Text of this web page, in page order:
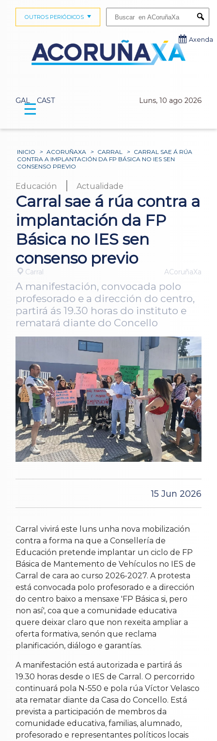
GAL CAST Luns, 10 ago 2026
OUTROS PERIÓDICOS
Axenda
☰
INICIO > ACORUÑAXA > CARRAL > CARRAL SAE Á RÚA
CONTRA A IMPLANTACIÓN DA FP BÁSICA NO IES SEN
CONSENSO PREVIO
Educación | Actualidade
Carral sae á rúa contra a
implantación da FP
Básica no IES sen
consenso previo
Carral ACoruñaXa
A manifestación, convocada polo
profesorado e a dirección do centro,
partirá ás 19.30 horas do instituto e
rematará diante do Concello
15 Jun 2026
Carral vivirá este luns unha nova mobilización
contra a forma na que a Consellería de
Educación pretende implantar un ciclo de FP
Básica de Mantemento de Vehículos no IES de
Carral de cara ao curso 2026-2027. A protesta
está convocada polo profesorado e a dirección
do centro baixo a mensaxe 'FP Básica si, pero
non así', coa que a comunidade educativa
quere deixar claro que non rexeita ampliar a
oferta formativa, senón que reclama
planificación, diálogo e garantías.
A manifestación está autorizada e partirá ás
19.30 horas desde o IES de Carral. O percorrido
continuará pola N-550 e pola rúa Víctor Velasco
ata rematar diante da Casa do Concello. Está
prevista a participación de membros da
comunidade educativa, familias, alumnado,
profesorado e representantes políticos locais